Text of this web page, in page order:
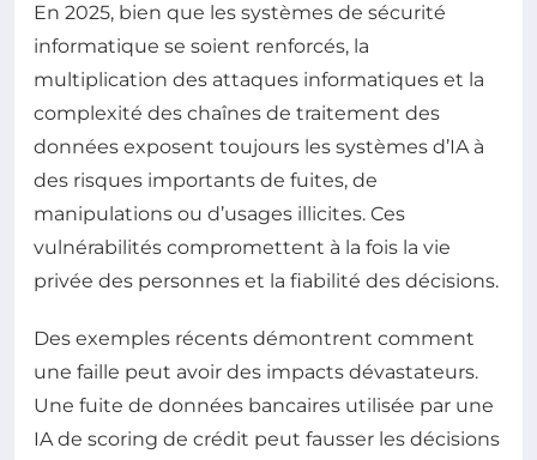
En 2025, bien que les systèmes de sécurité
informatique se soient renforcés, la
multiplication des attaques informatiques et la
complexité des chaînes de traitement des
données exposent toujours les systèmes d’IA à
des risques importants de fuites, de
manipulations ou d’usages illicites. Ces
vulnérabilités compromettent à la fois la vie
privée des personnes et la fiabilité des décisions.
Des exemples récents démontrent comment
une faille peut avoir des impacts dévastateurs.
Une fuite de données bancaires utilisée par une
IA de scoring de crédit peut fausser les décisions